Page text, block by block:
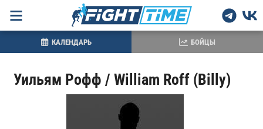
Уильям Рофф / William Roff (Billy)
КАЛЕНДАРЬ БОЙЦЫ